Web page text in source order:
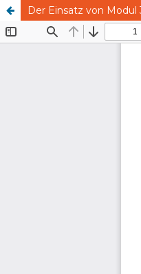
Der Einsatz von